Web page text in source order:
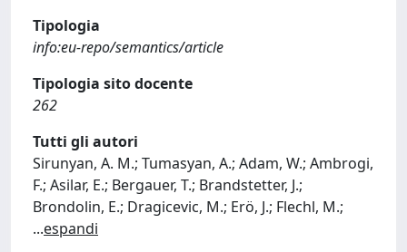
Tipologia
info:eu-repo/semantics/article
Tipologia sito docente
262
Tutti gli autori
Sirunyan, A. M.; Tumasyan, A.; Adam, W.; Ambrogi,
F.; Asilar, E.; Bergauer, T.; Brandstetter, J.;
Brondolin, E.; Dragicevic, M.; Erö, J.; Flechl, M.;
...espandi